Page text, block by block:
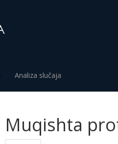
Analiza slučaja
Muqishta